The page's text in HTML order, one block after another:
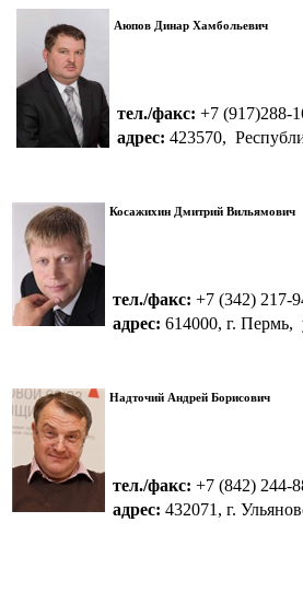
Аюпов Динар Хамбольевич
тел./факс: +7 (917)288-
адрес: 423570,
Косажихин Дмитрий Вильямович
тел./факс: +7 (342) 217-
адрес: 614000, г. Пермь,
Надточий Андрей Борисович
тел./факс: +7 (842) 244-
адрес: 432071, г.